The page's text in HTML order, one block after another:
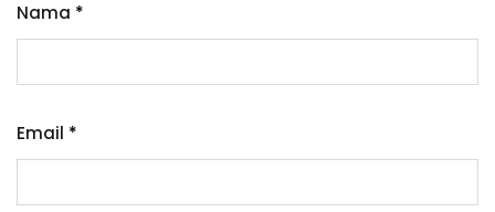
Nama *
Email *